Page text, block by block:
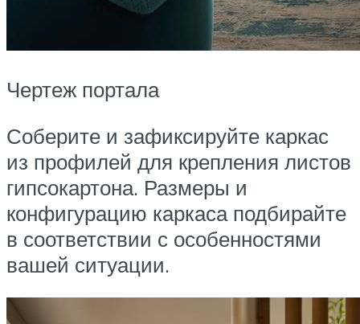
Чертеж портала
Соберите и зафиксируйте каркас
из профилей для крепления листов
гипсокартона. Размеры и
конфигурацию каркаса подбирайте
в соответствии с особенностями
вашей ситуации.